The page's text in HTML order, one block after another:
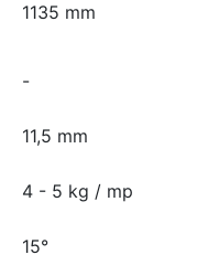
1135 mm
-
11,5 mm
4 - 5 kg / mp
15°